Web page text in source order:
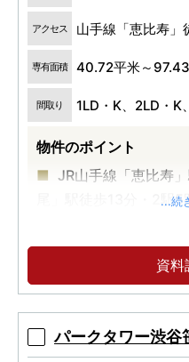
アクセス 山手線「恵比寿」
専有面積 40.72平米～
間取り 1LD・K、2LD・K
物件のポイント
JR山手線「恵比寿
尾」駅徒歩13分・2駅5
JR山手線の内側立
上 23 階建全310邸の
ゴミ置場・車寄せ・パ
ズスイート。
...続
資料
パークタワー渋谷